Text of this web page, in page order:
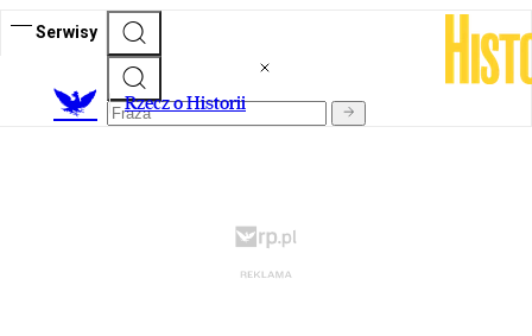
Serwisy
Rzecz o Historii